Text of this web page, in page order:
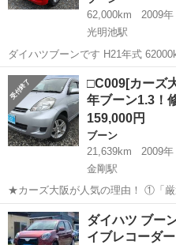
62,000km
2009年
光明池駅
ダイハツブーンです H21年式 62000km 1300cc K3 エ
ドCX ブレーキパッド前後共に まだ半分くらいあります タイヤも半分
以上山あります エアコンもおkで
大阪 堺市 ブ
□C009[カーズ
年ブーン1.3！
159,000円
ブーン
21,639km
2009年
金剛駅
★カーズ大阪が人気の理由！ ①「
仕入れています！ ②最低限の利益
格設定」！ ③自社スタッフが、「
実施しています！ ④テス...
大阪 大阪狭山市 金剛駅
ダイハツ ブー
イブレコーダ